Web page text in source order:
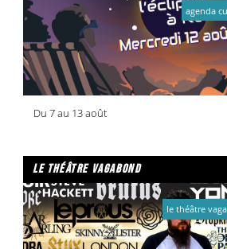
Du 7 au 13 août
agenda
le théâtre vagabond
le théâtre